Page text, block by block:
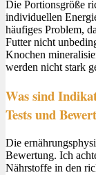
Die Portionsgröße
individuellen
häufiges Problem,
Futter nicht
Knochen
werden nicht stark
Was sind
Tests und
Die
Bewertung. Ich
Nährstoffe in den